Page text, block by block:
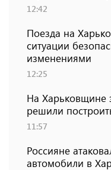
12:42
Поезда на
ситуации
изменениями
12:25
На Харьковщине
решили
11:57
Россияне
автомобили в